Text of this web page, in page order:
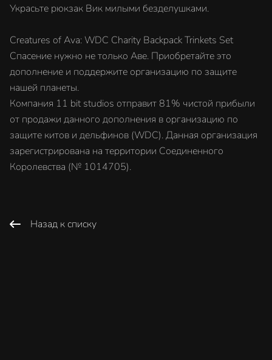
Украсьте рюкзак Вик милыми безделушками.
Creatures of Ava: WDC Charity Backpack Trinkets Set
Спасение нужно не только Аве. Приобретайте это
дополнение и поддержите организацию по защите
нашей планеты.
Компания 11 bit studios отправит 81% чистой прибыли
от продажи данного дополнения в организацию по
защите китов и дельфинов (WDC). Данная организация
зарегистрирована на территории Соединенного
Королевства (№ 1014705).
Назад к списку